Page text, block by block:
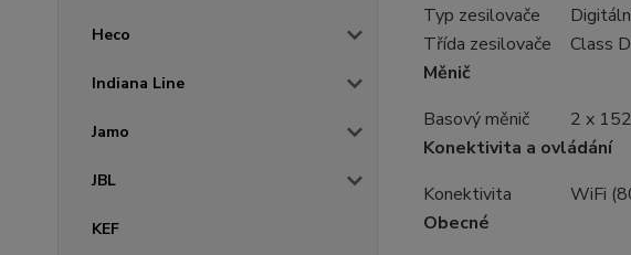
Heco
Indiana Line
Jamo
JBL
KEF
Typ zesilovače
Třída zesilovače
Class D
Měnič
Basový měnič
2 x
Konektivita a ovládání
Konektivita
WiFi
Obecné